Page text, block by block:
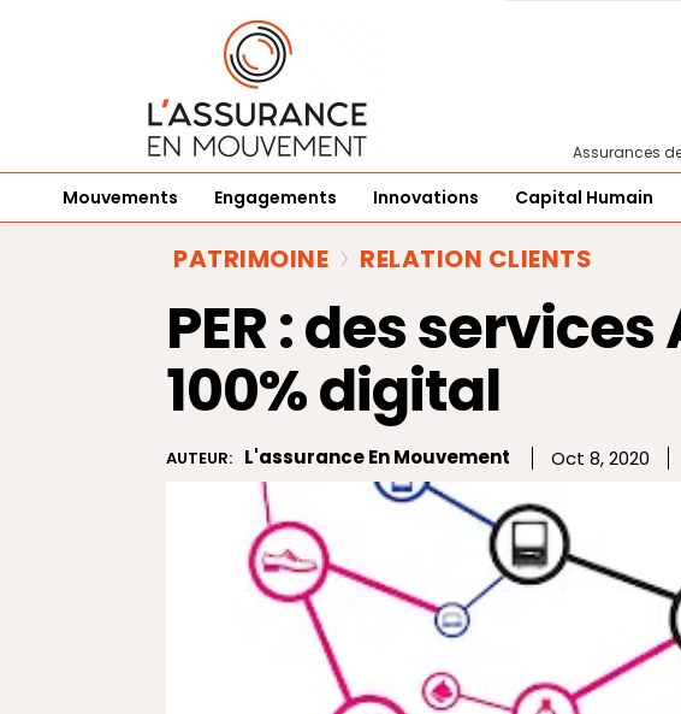
Assurances
Mouvements Engagements Innovations Capital Humain
PATRIMOINE RELATION CLIENTS
PER : des
100% digital
AUTEUR: L'assurance En Mouvement Oct 8, 2020